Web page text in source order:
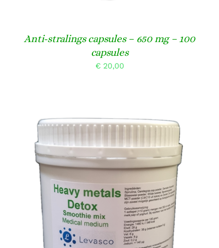
Anti-stralings capsules – 650 mg – 100
capsules
€20,00
TOEVOEGEN AAN WINKELWAGEN
DETAILS